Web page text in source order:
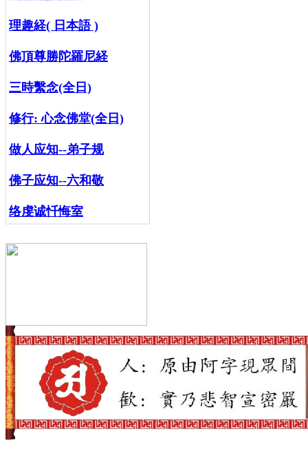
理趣経( 日本語 )
佛頂尊勝陀羅尼経
三時繫念(全日)
修行:心念佛堂(全日)
做人应知--弟子规
佛子应知--六和敬
络虔诚忏悔室